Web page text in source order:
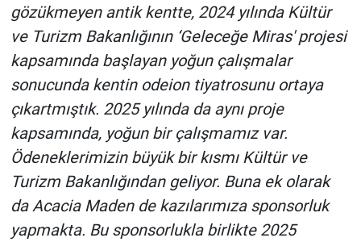
gözükmeyen antik kentte, 2024 yılında Kültür
ve Turizm Bakanlığının ‘Geleceğe Miras' projesi
kapsamında başlayan yoğun çalışmalar
sonucunda kentin odeion tiyatrosunu ortaya
çıkartmıştık. 2025 yılında da aynı proje
kapsamında, yoğun bir çalışmamız var.
Ödeneklerimizin büyük bir kısmı Kültür ve
Turizm Bakanlığından geliyor. Buna ek olarak
da Acacia Maden de kazılarımıza sponsorluk
yapmakta. Bu sponsorlukla birlikte 2025